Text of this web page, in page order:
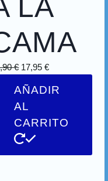
LA
€ 17,95€
AÑADIR
AL
CARRITO